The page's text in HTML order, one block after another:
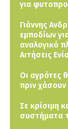
για
Γιάννης
εμποδίων
αναλογικό
Αιτήσεις
Οι αγρότες
πριν
Σε κρίσιμη
συστήματα